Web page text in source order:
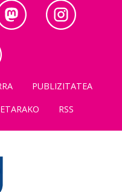
PUBLIZITATEA
RSS